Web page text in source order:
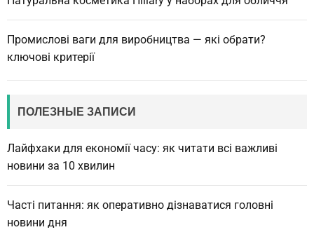
Промислові ваги для виробництва — які обрати?
ключові критерії
ПОЛЕЗНЫЕ ЗАПИСИ
Лайфхаки для економії часу: як читати всі важливі
новини за 10 хвилин
Часті питання: як оперативно дізнаватися головні
новини дня